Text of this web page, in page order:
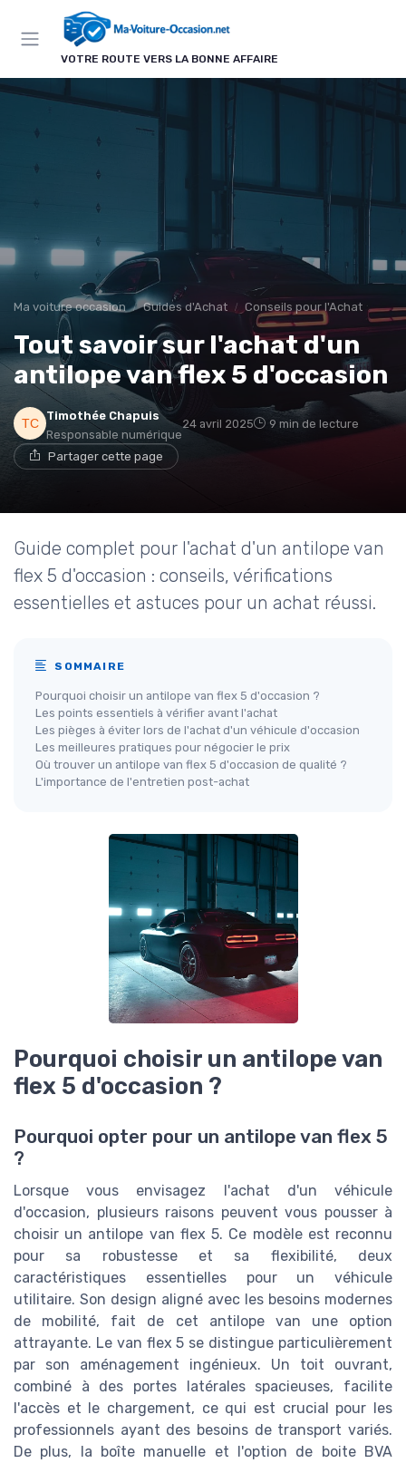
VOTRE ROUTE VERS LA BONNE AFFAIRE
Ma voiture occasion Guides d'Achat Conseils pour l'Achat
Tout savoir sur l'achat d'un
antilope van flex 5 d'occasion
Timothée Chapuis
Responsable numérique
24 avril 2025 9 min de lecture
Partager cette page
Guide complet pour l'achat d'un antilope van
flex 5 d'occasion : conseils, vérifications
essentielles et astuces pour un achat réussi.
SOMMAIRE
Pourquoi choisir un antilope van flex 5 d'occasion ?
Les points essentiels à vérifier avant l'achat
Les pièges à éviter lors de l'achat d'un véhicule d'occasion
Les meilleures pratiques pour négocier le prix
Où trouver un antilope van flex 5 d'occasion de qualité ?
L'importance de l'entretien post-achat
Pourquoi choisir un antilope van
flex 5 d'occasion ?
Pourquoi opter pour un antilope van flex 5
?
Lorsque vous envisagez l'achat d'un véhicule
d'occasion, plusieurs raisons peuvent vous pousser à
choisir un antilope van flex 5. Ce modèle est reconnu
pour sa robustesse et sa flexibilité, deux
caractéristiques essentielles pour un véhicule
utilitaire. Son design aligné avec les besoins modernes
de mobilité, fait de cet antilope van une option
attrayante. Le van flex 5 se distingue particulièrement
par son aménagement ingénieux. Un toit ouvrant,
combiné à des portes latérales spacieuses, facilite
l'accès et le chargement, ce qui est crucial pour les
professionnels ayant des besoins de transport variés.
De plus, la boîte manuelle et l'option de boite BVA
Panneau de gestion des cookies